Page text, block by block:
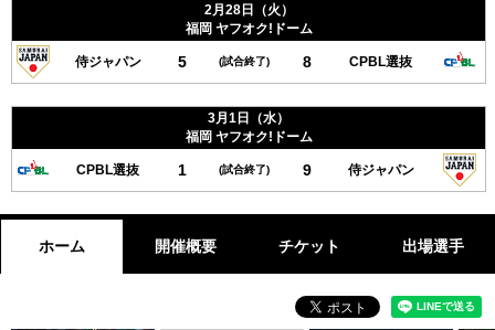
2月28日（火）
福岡 ヤフオク!ドーム
侍ジャパン 5 (試合終了) 8 CPBL選抜
3月1日（水）
福岡 ヤフオク!ドーム
CPBL選抜 1 (試合終了) 9 侍ジャパン
ホーム 開催概要 チケット 出場選手